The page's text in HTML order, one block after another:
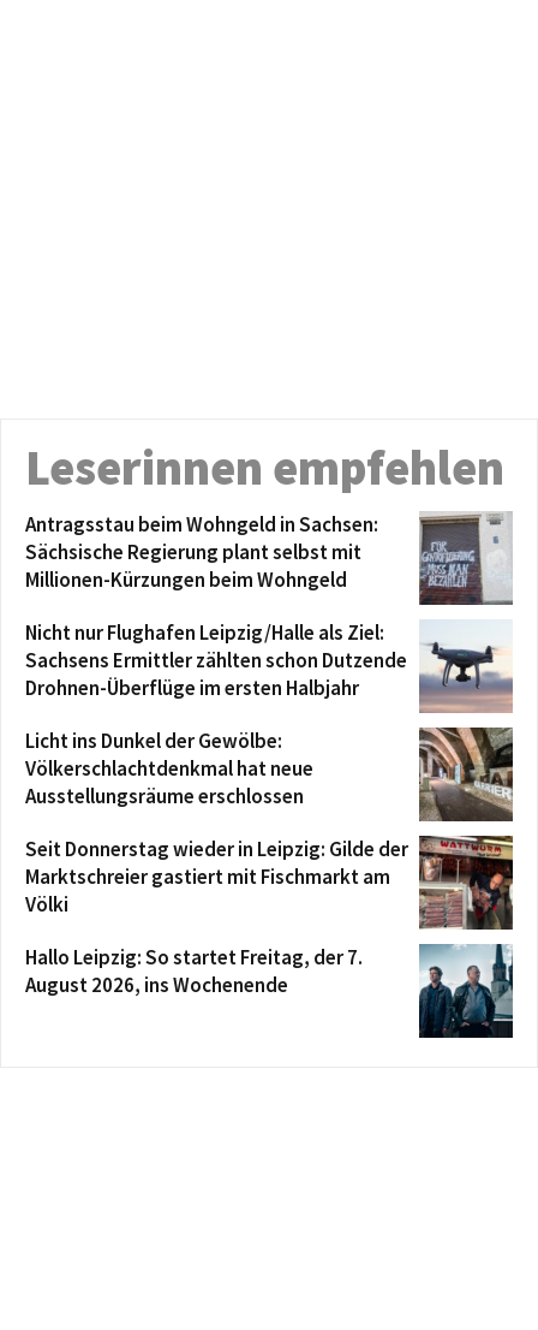
Leserinnen empfehlen
Antragsstau beim Wohngeld in Sachsen:
Sächsische Regierung plant selbst mit
Millionen-Kürzungen beim Wohngeld
Nicht nur Flughafen Leipzig/Halle als Ziel:
Sachsens Ermittler zählten schon Dutzende
Drohnen-Überflüge im ersten Halbjahr
Licht ins Dunkel der Gewölbe:
Völkerschlachtdenkmal hat neue
Ausstellungsräume erschlossen
Seit Donnerstag wieder in Leipzig: Gilde der
Marktschreier gastiert mit Fischmarkt am
Völki
Hallo Leipzig: So startet Freitag, der 7.
August 2026, ins Wochenende